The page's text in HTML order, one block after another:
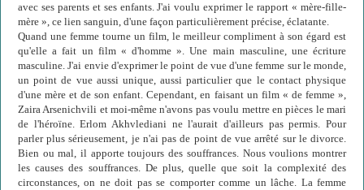
avec ses parents et ses enfants. J'ai voulu exprimer le rapport « mère-fille-
mère », ce lien sanguin, d'une façon particulièrement précise, éclatante.
Quand une femme tourne un film, le meilleur compliment à son égard est
qu'elle a fait un film « d'homme ». Une main masculine, une écriture
masculine. J'ai envie d'exprimer le point de vue d'une femme sur le monde,
un point de vue aussi unique, aussi particulier que le contact physique
d'une mère et de son enfant. Cependant, en faisant un film « de femme »,
Zaira Arsenichvili et moi-même n'avons pas voulu mettre en pièces le mari
de l'héroïne. Erlom Akhvlediani ne l'aurait d'ailleurs pas permis. Pour
parler plus sérieusement, je n'ai pas de point de vue arrêté sur le divorce.
Bien ou mal, il apporte toujours des souffrances. Nous voulions montrer
les causes des souffrances. De plus, quelle que soit la complexité des
circonstances, on ne doit pas se comporter comme un lâche. La femme